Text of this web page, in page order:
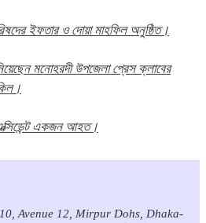
ইফতার ও দোয়া মাহফিল অনুষ্ঠিত।
মনোহরদী উপজেলা প্রেস ক্লাবের
একজন আহত।
Avenue 12, Mirpur Dohs, Dhaka-